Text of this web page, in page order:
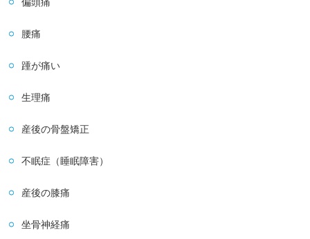
腰痛
踵が痛い
生理痛
産後の骨盤矯正
不眠症（睡眠障害）
産後の膝痛
坐骨神経痛